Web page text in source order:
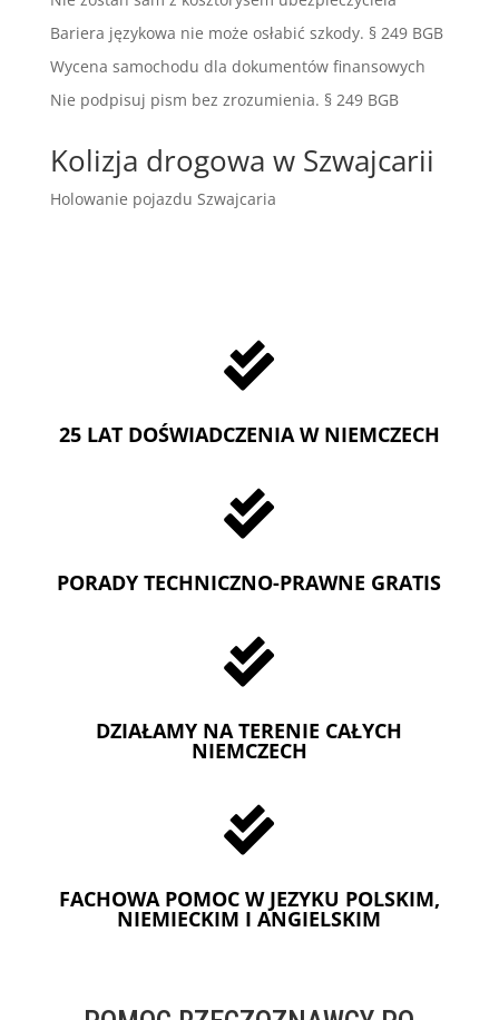
Bariera językowa nie może osłabić szkody. § 249 BGB
Wycena samochodu dla dokumentów finansowych
Nie podpisuj pism bez zrozumienia. § 249 BGB
Kolizja drogowa w Szwajcarii
Holowanie pojazdu Szwajcaria

25 LAT DOŚWIADCZENIA W NIEMCZECH

PORADY TECHNICZNO-PRAWNE GRATIS

DZIAŁAMY NA TERENIE CAŁYCH
NIEMCZECH

FACHOWA POMOC W JEZYKU POLSKIM,
NIEMIECKIM I ANGIELSKIM